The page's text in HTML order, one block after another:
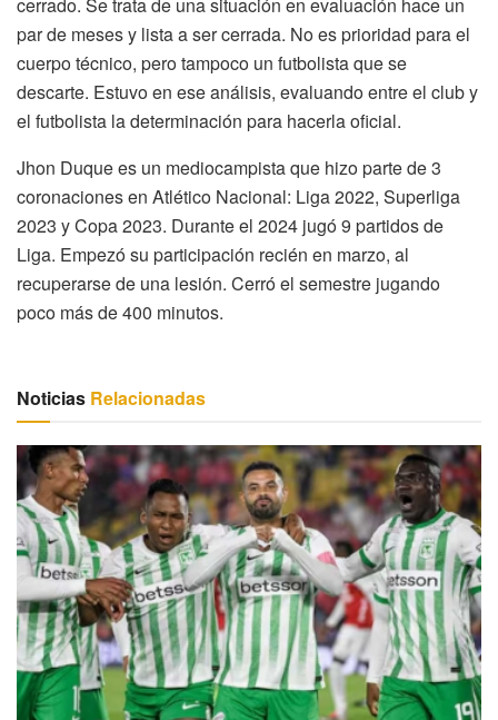
cerrado. Se trata de una situación en evaluación hace un
par de meses y lista a ser cerrada. No es prioridad para el
cuerpo técnico, pero tampoco un futbolista que se
descarte. Estuvo en ese análisis, evaluando entre el club y
el futbolista la determinación para hacerla oficial.
Jhon Duque es un mediocampista que hizo parte de 3
coronaciones en Atlético Nacional: Liga 2022, Superliga
2023 y Copa 2023. Durante el 2024 jugó 9 partidos de
Liga. Empezó su participación recién en marzo, al
recuperarse de una lesión. Cerró el semestre jugando
poco más de 400 minutos.
Noticias Relacionadas